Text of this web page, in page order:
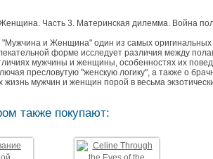
Часть 3. Материнская дилемма. Война
"Мужчина и Женщина" один из самых
форме исследует различия между
мужчины и женщины, особенностях их
пресловутую "женскую логику", а также о
мужчин и женщин порой в весьма
также покупают: